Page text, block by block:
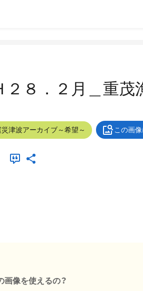
８．２月＿重茂
津波アーカイブ～希望～ この画
画像を使えるの？